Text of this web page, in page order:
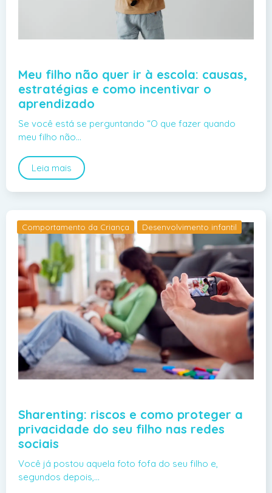
Meu filho não quer ir à escola: causas,
estratégias e como incentivar o
aprendizado
Se você está se perguntando “O que fazer quando
meu filho não…
Leia mais
Comportamento da Criança Desenvolvimento infantil
Sharenting: riscos e como proteger a
privacidade do seu filho nas redes
sociais
Você já postou aquela foto fofa do seu filho e,
segundos depois,…